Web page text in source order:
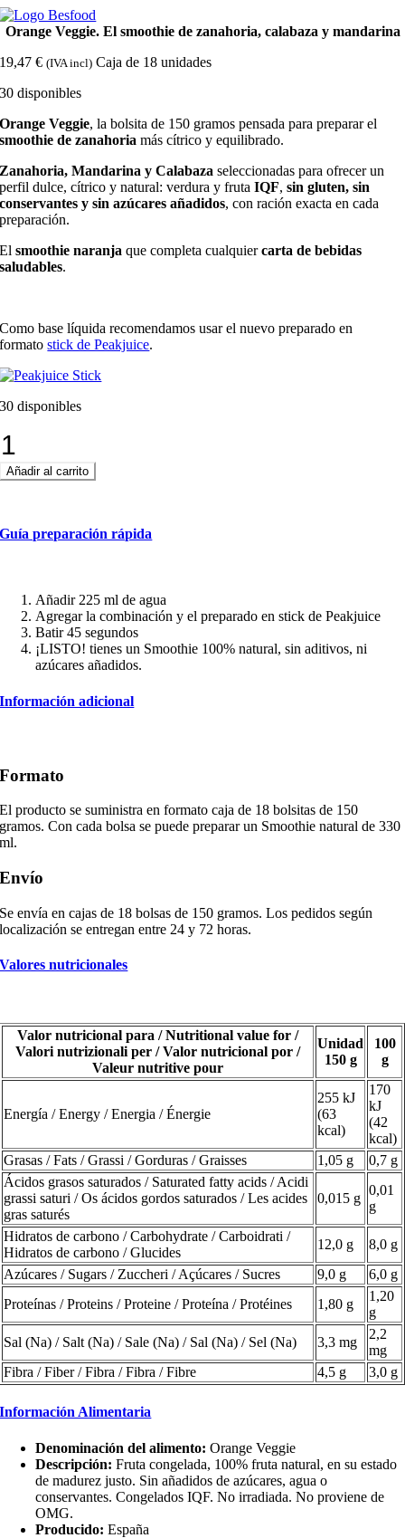
Skip
to
Orange Veggie. El smoothie de zanahoria, calabaza y mandarina
19,47€ (IVA incl) Caja de 18 unidades
30 disponibles
Orange Veggie, la bolsita de 150 gramos pensada para preparar el
smoothie de zanahoria más cítrico y equilibrado.
Zanahoria, Mandarina y Calabaza seleccionadas para ofrecer un
perfil dulce, cítrico y natural: verdura y frutaIQF,sin gluten, sin
conservantes y sin azúcares añadidos, con ración exacta en cada
preparación.
Elsmoothie naranja que completa cualquiercarta de bebidas
saludables.
Como base líquida recomendamos usar el nuevo preparado en
formatostick de Peakjuice.
30 disponibles
Añadir al carrito
Guía preparación rápida
Añadir 225 ml de agua
Agregar la combinación y el preparado en stick de Peakjuice
Batir 45 segundos
¡LISTO! tienes un Smoothie 100% natural, sin aditivos, ni
azúcares añadidos.
Información adicional
Formato
El producto se suministra en formato caja de 18 bolsitas de 150
gramos. Con cada bolsa se puede preparar un Smoothie natural de 330
ml.
Envío
Se envía en cajas de 18 bolsas de 150 gramos. Los pedidos según
localización se entregan entre 24 y 72 horas.
Valores nutricionales
Valor nutricional para / Nutritional value for /
Valori nutrizionali per / Valor nutricional por /
Valeur nutritive pour
Unidad
150 g
100
g
Energía / Energy / Energia / Énergie
255 kJ
(63
kcal)
170
kJ
(42
kcal)
Grasas / Fats / Grassi / Gorduras / Graisses
1,05 g
0,7 g
Ácidos grasos saturados / Saturated fatty acids / Acidi
grassi saturi / Os ácidos gordos saturados / Les acides
gras saturés
0,015 g
0,01
g
Hidratos de carbono / Carbohydrate / Carboidrati /
Hidratos de carbono / Glucides
12,0 g
8,0 g
Azúcares / Sugars / Zuccheri / Açúcares / Sucres
9,0 g
6,0 g
Proteínas / Proteins / Proteine / Proteína / Protéines
1,80 g
1,20
g
Sal (Na) / Salt (Na) / Sale (Na) / Sal (Na) / Sel (Na)
3,3 mg
2,2
mg
Fibra / Fiber / Fibra / Fibra / Fibre
4,5 g 3,0 g
Información Alimentaria
Denominación del alimento:Orange Veggie
Descripción: Fruta congelada, 100% fruta natural, en su estado
de madurez justo. Sin añadidos de azúcares, agua o
conservantes. Congelados IQF. No irradiada. No proviene de
OMG.
Producido: España